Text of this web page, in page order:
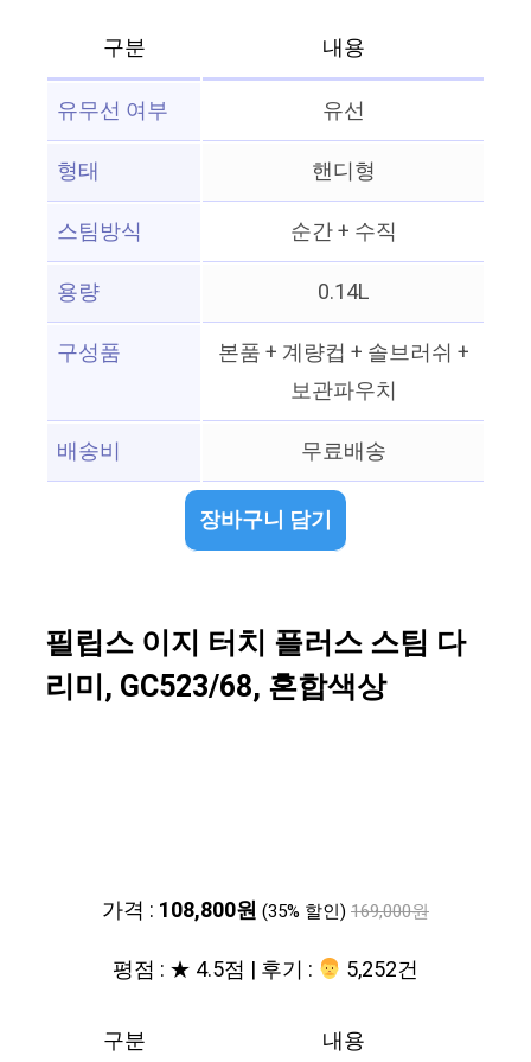
구분
내용
유무선 여부
유선
형태
핸디형
스팀방식
순간 + 수직
용량
0.14L
구성품
본품 + 계량컵 + 솔브러쉬 +
보관파우치
배송비
무료배송
장바구니 담기
필립스 이지 터치 플러스 스팀 다
리미, GC523/68, 혼합색상
가격 : 108,800원 (35% 할인) 169,000원
평점 : ★ 4.5점 | 후기 : ‍‍ 5,252건
구분 내용